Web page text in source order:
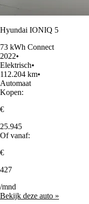
Hyundai IONIQ 5
73 kWh Connect
2022•
Elektrisch•
112.204 km•
Automaat
Kopen:
€
25.945
Of vanaf:
€
427
/mnd
Bekijk deze auto »